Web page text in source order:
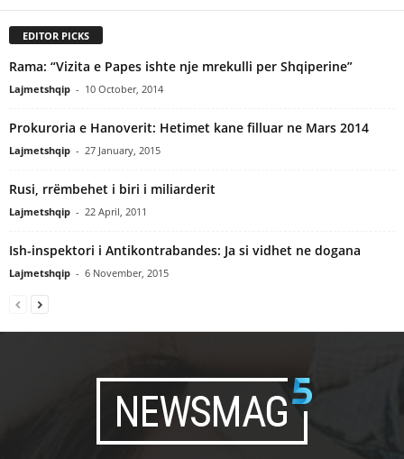
EDITOR PICKS
Rama: “Vizita e Papes ishte nje mrekulli per Shqiperine”
Lajmetshqip - 10 October, 2014
Prokuroria e Hanoverit: Hetimet kane filluar ne Mars 2014
Lajmetshqip - 27 January, 2015
Rusi, rrëmbehet i biri i miliarderit
Lajmetshqip - 22 April, 2011
Ish-inspektori i Antikontrabandes: Ja si vidhet ne dogana
Lajmetshqip - 6 November, 2015